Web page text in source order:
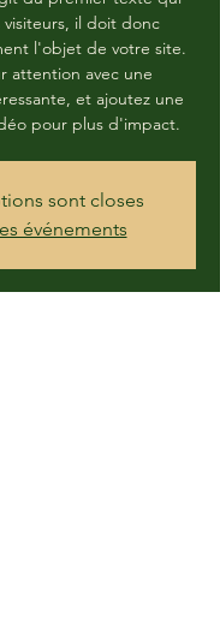
visiteurs, il doit donc
l'objet de votre site.
attention avec une
et ajoutez une
pour plus d'impact.
sont closes
événements